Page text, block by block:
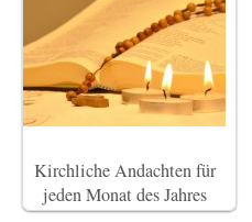
Kirchliche Andachten für
jeden Monat des Jahres